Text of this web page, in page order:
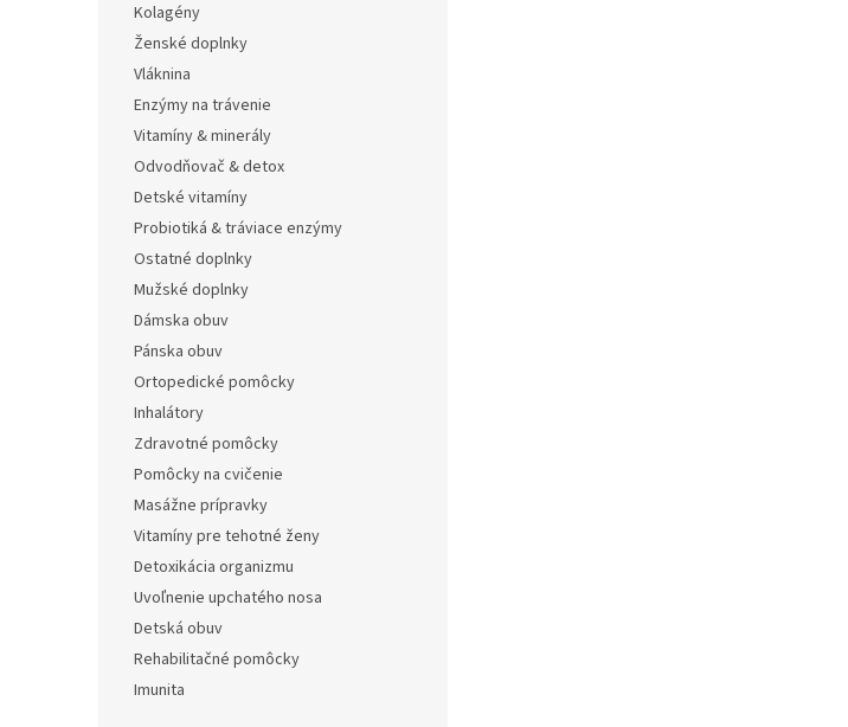
Kolagény
Ženské doplnky
Vláknina
Enzýmy na trávenie
Vitamíny & minerály
Odvodňovač & detox
Detské vitamíny
Probiotiká & tráviace enzýmy
Ostatné doplnky
Mužské doplnky
Dámska obuv
Pánska obuv
Ortopedické pomôcky
Inhalátory
Zdravotné pomôcky
Pomôcky na cvičenie
Masážne prípravky
Vitamíny pre tehotné ženy
Detoxikácia organizmu
Uvoľnenie upchatého nosa
Detská obuv
Rehabilitačné pomôcky
Imunita